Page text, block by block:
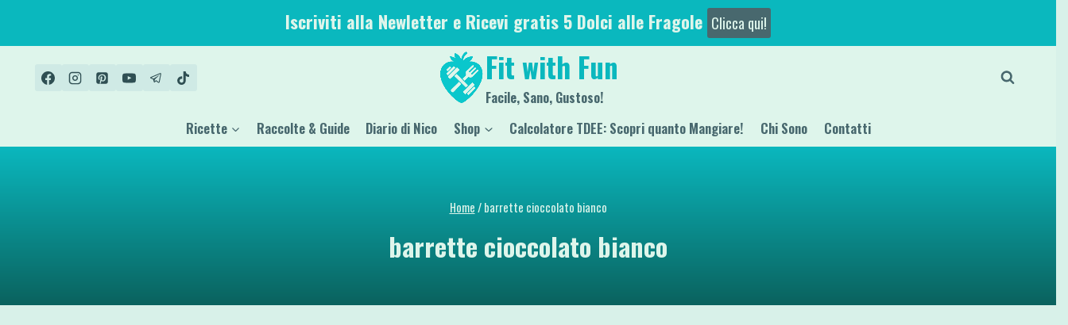
contenuto
Iscriviti alla Newletter e Ricevi gratis 5 Dolci alle Fragole Clicca qui!
Fit with Fun
Facile, Sano, Gustoso!
Ricette Raccolte & Guide Diario di Nico Shop Calcolatore TDEE: Scopri quanto Mangiare! Chi Sono Contatti
Home/ barrette cioccolato bianco
barrette cioccolato bianco